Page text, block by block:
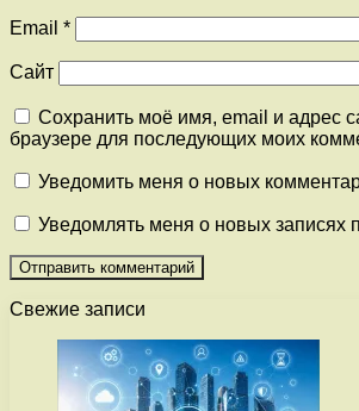
Email *
Сайт
Сохранить моё имя, email и адрес
браузере для последующих моих
Уведомить меня о новых
Уведомлять меня о новых записях
Свежие записи